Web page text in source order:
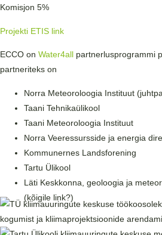
Komisjon 5%
Projekti ETIS link
ECCO on Water4all partnerlusprogrammi
partneriteks on
Norra Meteoroloogia Instituut
Taani Tehnikaülikool
Taani Meteoroloogia Instituut
Norra Veeressursside ja energia
Kommunernes Landsforening
Tartu Ülikool
Läti Keskkonna, geoloogia ja
(kõigile link?)